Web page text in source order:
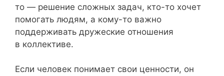
то — решение сложных задач, кто-то хочет
помогать людям, а кому-то важно
поддерживать дружеские отношения
в коллективе.
Если человек понимает свои ценности, он